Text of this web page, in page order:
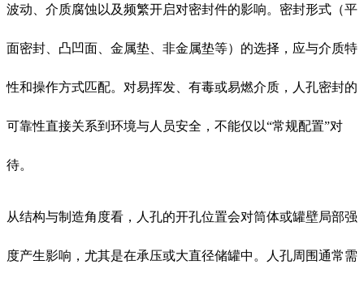
波动、介质腐蚀以及频繁开启对密封件的影响。密封形式（平
面密封、凸凹面、金属垫、非金属垫等）的选择，应与介质特
性和操作方式匹配。对易挥发、有毒或易燃介质，人孔密封的
可靠性直接关系到环境与人员安全，不能仅以“常规配置”对
待。
从结构与制造角度看，人孔的开孔位置会对筒体或罐壁局部强
度产生影响，尤其是在承压或大直径储罐中。人孔周围通常需